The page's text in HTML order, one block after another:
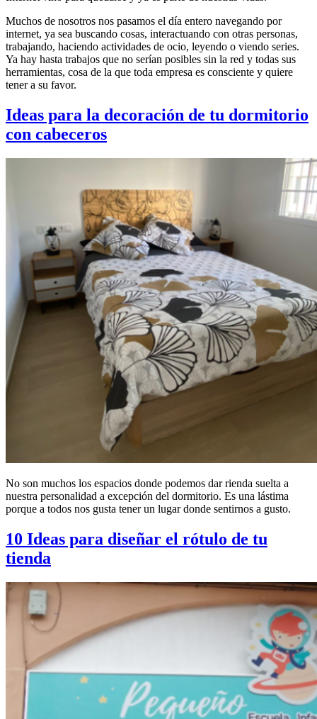
Muchos de nosotros nos pasamos el día entero navegando por
internet, ya sea buscando cosas, interactuando con otras personas,
trabajando, haciendo actividades de ocio, leyendo o viendo series.
Ya hay hasta trabajos que no serían posibles sin la red y todas sus
herramientas, cosa de la que toda empresa es consciente y quiere
tener a su favor.
Ideas para la decoración de tu dormitorio
con cabeceros
No son muchos los espacios donde podemos dar rienda suelta a
nuestra personalidad a excepción del dormitorio. Es una lástima
porque a todos nos gusta tener un lugar donde sentirnos a gusto.
10 Ideas para diseñar el rótulo de tu
tienda